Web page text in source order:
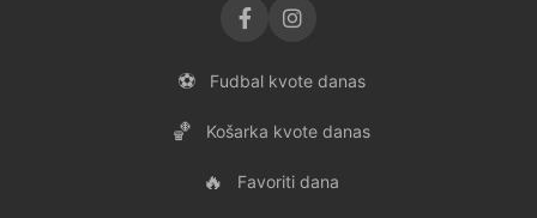
⚽ Fudbal kvote danas
🏀 Košarka kvote danas
🔥 Favoriti dana